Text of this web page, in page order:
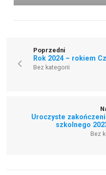
Poprzedni
Rok 2024 – rokiem
Bez kategorii
Uroczyste
szkolnego
Bez